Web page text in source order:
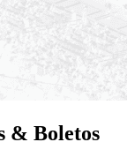
& Boletos